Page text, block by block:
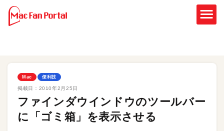
Mac 便利技
掲載日： 2010年2月25日
ファインダウインドウのツールバー
に「ゴミ箱」を表示させる